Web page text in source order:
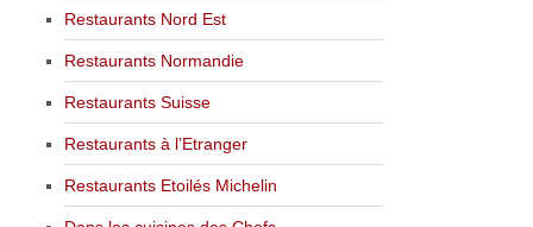
Restaurants Nord Est
Restaurants Normandie
Restaurants Suisse
Restaurants à l’Etranger
Restaurants Etoilés Michelin